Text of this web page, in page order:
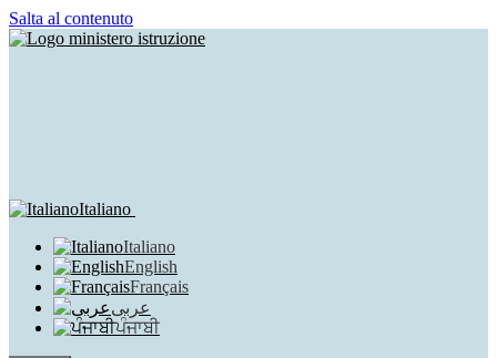
Salta al contenuto
Italiano
Italiano
English
Français
عربى
ਪੰਜਾਬੀ